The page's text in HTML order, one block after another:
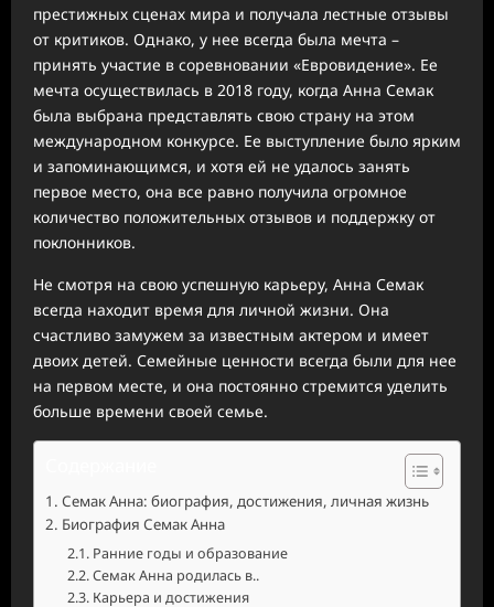
престижных сценах мира и получала лестные отзывы
от критиков. Однако, у нее всегда была мечта –
принять участие в соревновании «Евровидение». Ее
мечта осуществилась в 2018 году, когда Анна Семак
была выбрана представлять свою страну на этом
международном конкурсе. Ее выступление было ярким
и запоминающимся, и хотя ей не удалось занять
первое место, она все равно получила огромное
количество положительных отзывов и поддержку от
поклонников.
Не смотря на свою успешную карьеру, Анна Семак
всегда находит время для личной жизни. Она
счастливо замужем за известным актером и имеет
двоих детей. Семейные ценности всегда были для нее
на первом месте, и она постоянно стремится уделить
больше времени своей семье.
Семак Анна: биография, достижения, личная жизнь
Биография Семак Анна
Ранние годы и образование
Семак Анна родилась в..
Карьера и достижения